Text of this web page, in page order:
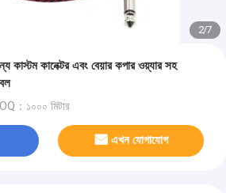
2/7
কাস্টম কানেক্টর এবং বেয়ার কপার ওয়্যার সহ
：১০০০ মিটার
এখন যোগাযোগ